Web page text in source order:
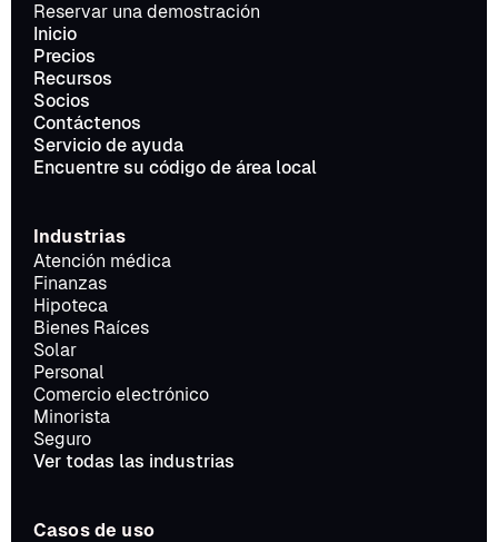
Reservar una demostración
Inicio
Precios
Recursos
Socios
Contáctenos
Servicio de ayuda
Encuentre su código de área local
Industrias
Atención médica
Finanzas
Hipoteca
Bienes Raíces
Solar
Personal
Comercio electrónico
Minorista
Seguro
Ver todas las industrias
Casos de uso